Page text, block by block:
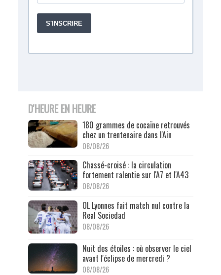
D'HEURE EN HEURE
180 grammes de cocaïne retrouvés
chez un trentenaire dans l'Ain
08/08/26
Chassé-croisé : la circulation
fortement ralentie sur l'A7 et l'A43
08/08/26
OL Lyonnes fait match nul contre la
Real Sociedad
08/08/26
Nuit des étoiles : où observer le ciel
avant l'éclipse de mercredi ?
08/08/26